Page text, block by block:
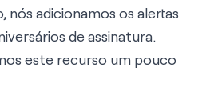
nós adicionamos os alertas
de assinatura.
este recurso um pouco